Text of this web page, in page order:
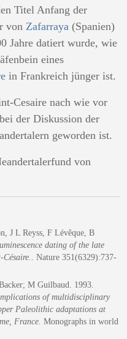
Titel Anfang der
von Zafarraya (Spanien)
Jahre datiert wurde, wie
eines
in Frankreich jünger ist.
Cesaire nach wie vor
der Diskussion der
geworden ist.
von
J L Reyss, F Lévêque, B
dating of the late
. Nature 351(6329):737-
M Guilbaud. 1993.
of multidisciplinary
Paleolithic adaptations at
France. Monographs in world